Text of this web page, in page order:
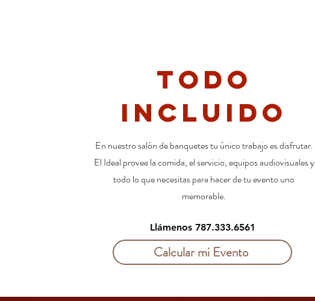
TODO
INCLUIDO
En nuestro salón de banquetes tu único trabajo es disfrutar.
El Ideal provee la comida, el servicio, equipos audiovisuales y
todo lo que necesitas para hacer de tu evento uno
memorable.
Llámenos 787.333.6561
Calcular mi Evento